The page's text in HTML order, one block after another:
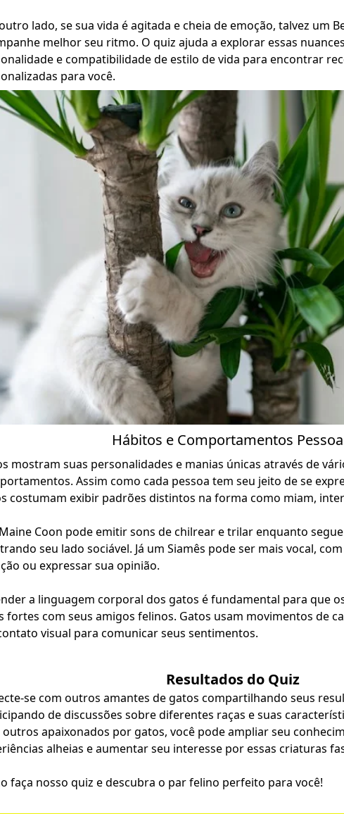
lado, se sua vida é agitada e cheia de emoção, talvez um
melhor seu ritmo. O quiz ajuda a explorar essas
e compatibilidade de estilo de vida para encontrar
para você.
Hábitos e Comportamentos
mostram suas personalidades e manias únicas através de
Assim como cada pessoa tem seu jeito de se
costumam exibir padrões distintos na forma como miam,
Coon pode emitir sons de chilrear e trilar enquanto
seu lado sociável. Já um Siamês pode ser mais vocal,
ou expressar sua opinião.
a linguagem corporal dos gatos é fundamental para que
fortes com seus amigos felinos. Gatos usam movimentos de
visual para comunicar seus sentimentos.
Resultados do Quiz
se com outros amantes de gatos compartilhando seus
de discussões sobre diferentes raças e suas
apaixonados por gatos, você pode ampliar seu
alheias e aumentar seu interesse por essas criaturas
faça nosso quiz e descubra o par felino perfeito para você!